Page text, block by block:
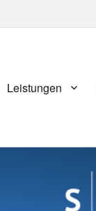
Leistungen